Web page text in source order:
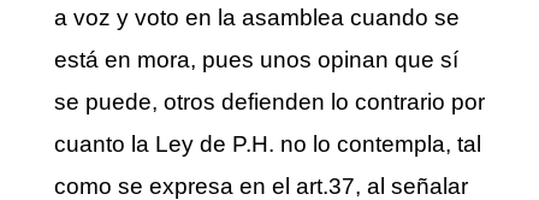
a voz y voto en la asamblea cuando se
está en mora, pues unos opinan que sí
se puede, otros defienden lo contrario por
cuanto la Ley de P.H. no lo contempla, tal
como se expresa en el art.37, al señalar